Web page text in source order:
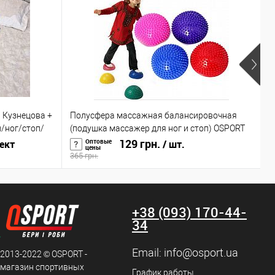
+
ног/стоп/
Полусфера массажная балансировочная
(подушка массажер для ног и стоп) OSPORT
(OF-0059)
Оптовые
цены 129 грн. / шт.
365 грн.
2022 © OSPORT -
спортивных
+38 (093) 170-44-
34
Email: info@osport.ua
График работы